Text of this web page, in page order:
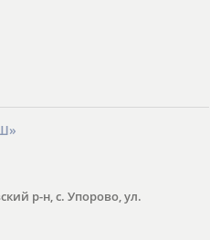
р-н, с. Упорово, ул.